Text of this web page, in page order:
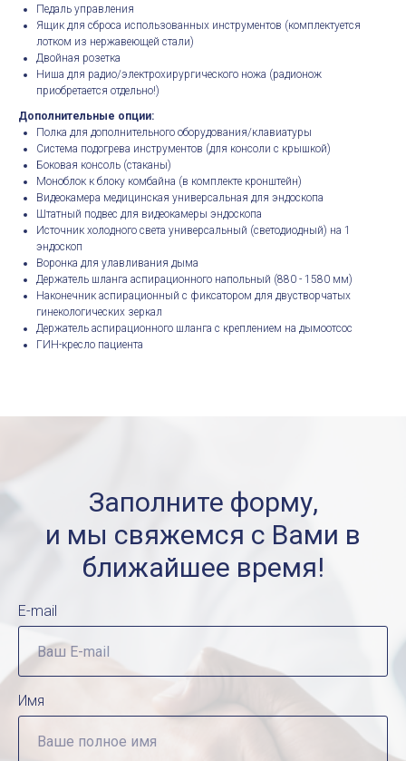
Педаль управления
Ящик для сброса использованных инструментов (комплектуется
лотком из нержавеющей стали)
Двойная розетка
Ниша для радио/электрохирургического ножа (радионож
приобретается отдельно!)
Дополнительные опции:
Полка для дополнительного оборудования/клавиатуры
Система подогрева инструментов (для консоли с крышкой)
Боковая консоль (стаканы)
Моноблок к блоку комбайна (в комплекте кронштейн)
Видеокамера медицинская универсальная для эндоскопа
Штатный подвес для видеокамеры эндоскопа
Источник холодного света универсальный (светодиодный) на 1
эндоскоп
Воронка для улавливания дыма
Держатель шланга аспирационного напольный (880 - 1580 мм)
Наконечник аспирационный с фиксатором для двустворчатых
гинекологических зеркал
Держатель аспирационного шланга с креплением на дымоотсос
ГИН-кресло пациента
Заполните форму,
и мы свяжемся с Вами в
ближайшее время!
E-mail
Имя